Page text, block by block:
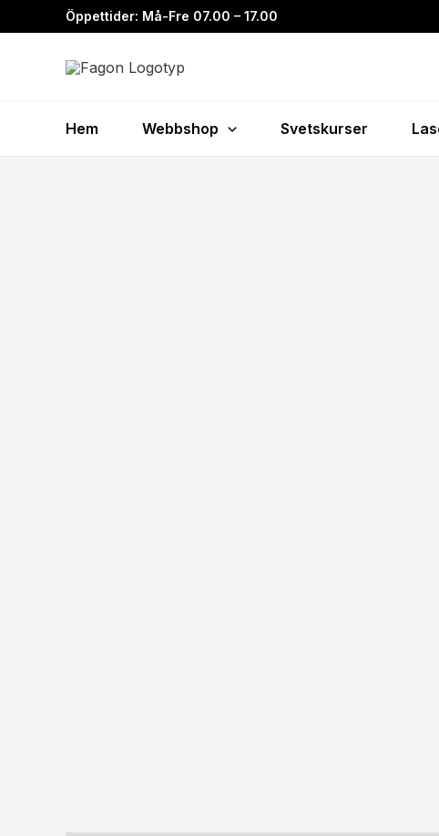
till
Öppettider: Må-Fre 07.00 – 17.00
Hem Webbshop Svetskurser